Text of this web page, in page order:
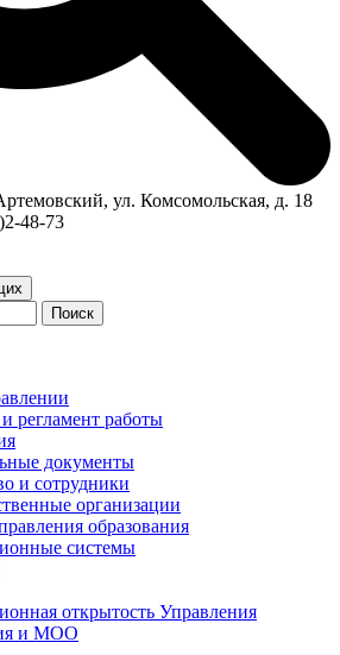
ул. Комсомольская, д. 18
48-73
Поиск
регламент работы
документы
и сотрудники
организации
образования
системы
открытость Управления
и МОО